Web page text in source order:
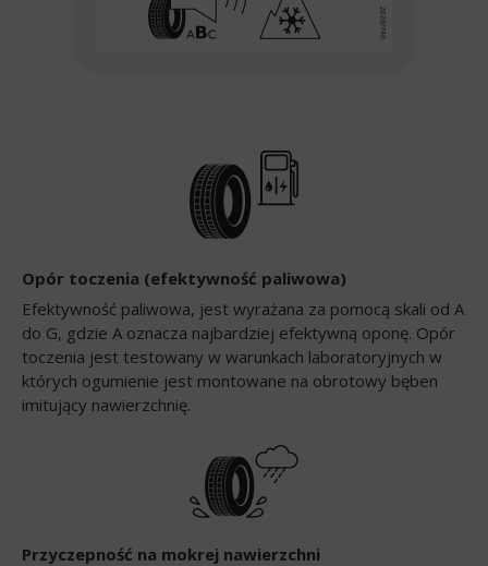
Opór toczenia (efektywność paliwowa)
Efektywność paliwowa, jest wyrażana za pomocą skali od A
do G, gdzie A oznacza najbardziej efektywną oponę. Opór
toczenia jest testowany w warunkach laboratoryjnych w
których ogumienie jest montowane na obrotowy bęben
imitujący nawierzchnię.
Przyczepność na mokrej nawierzchni